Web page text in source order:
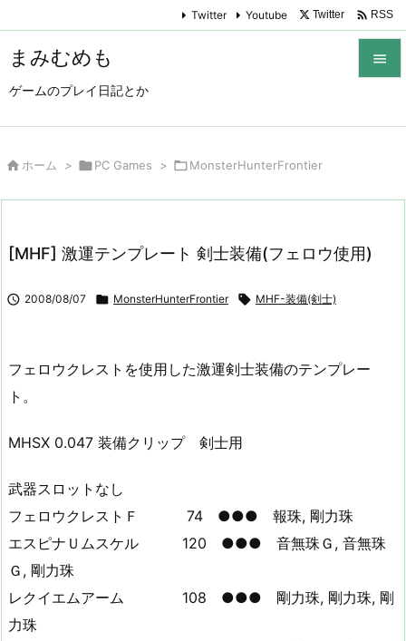
まみむめも
ゲームのプレイ日記とか

次へ
Twitter Youtube Twitter  RSS
 ホーム > PC Games > MonsterHunterFrontier
[MHF] 激運テンプレート 剣士装備(フェロウ使用)
 2008/08/07  MonsterHunterFrontier  MHF-装備(剣士)
フェロウクレストを使用した激運剣士装備のテンプレー
ト。
MHSX 0.047 装備クリップ 剣士用
武器スロットなし
フェロウクレストＦ 74 ●●● 報珠, 剛力珠
エスピナＵムスケル 120 ●●● 音無珠Ｇ, 音無珠
Ｇ, 剛力珠
レクイエムアーム 108 ●●● 剛力珠, 剛力珠, 剛
力珠